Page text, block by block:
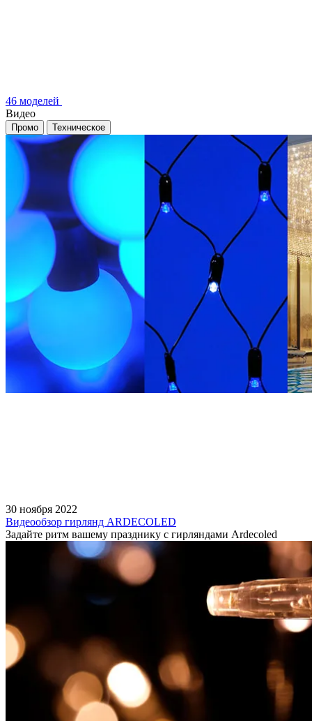
46 моделей
Видео
Промо Техническое
30 ноября 2022
Видеообзор гирлянд ARDECOLED
Задайте ритм вашему празднику с гирляндами Ardecoled